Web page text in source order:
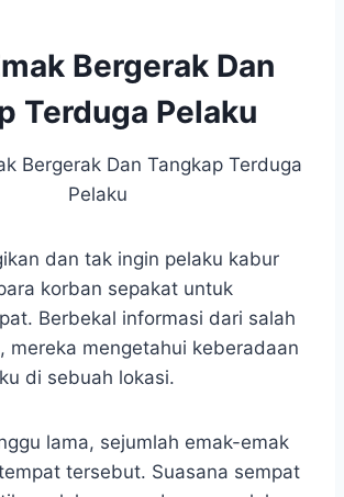
Bergerak Dan
Terduga Pelaku
dan tak ingin pelaku kabur
korban sepakat untuk
Berbekal informasi dari salah
mereka mengetahui keberadaan
di sebuah lokasi.
lama, sejumlah emak-emak
tersebut. Suasana sempat